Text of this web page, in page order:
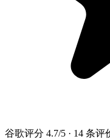
谷歌评分 4.7/5 · 14 条评